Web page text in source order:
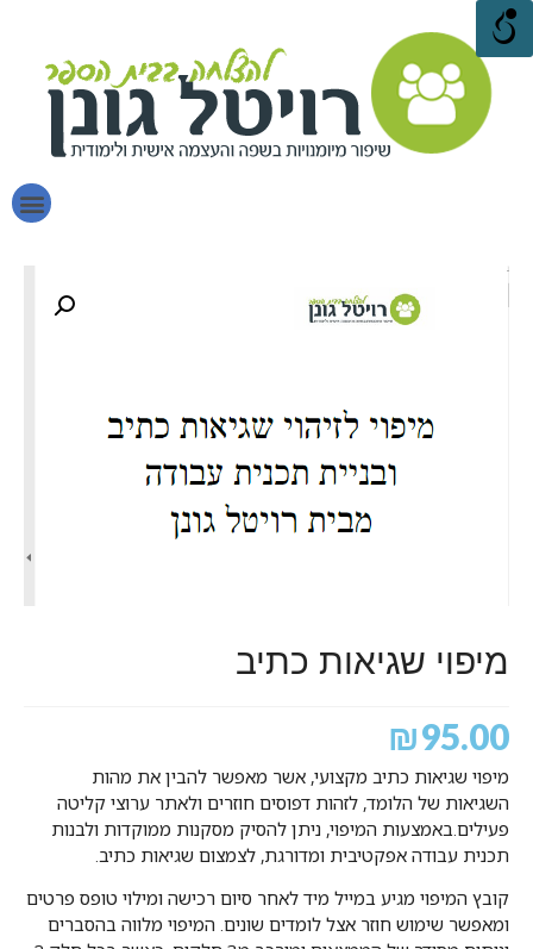
מיפוי שגיאות כתיב
₪95.00
מיפוי שגיאות כתיב מקצועי, אשר מאפשר להבין את מהות
השגיאות של הלומד, לזהות דפוסים חוזרים ולאתר ערוצי קליטה
פעילים.באמצעות המיפוי, ניתן להסיק מסקנות ממוקדות ולבנות
תכנית עבודה אפקטיבית ומדורגת, לצמצום שגיאות כתיב.
קובץ המיפוי מגיע במייל מיד לאחר סיום רכישה ומילוי טופס פרטים
ומאפשר שימוש חוזר אצל לומדים שונים. המיפוי מלווה בהסברים